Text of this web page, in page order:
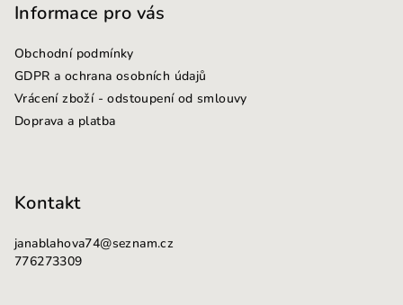
Informace pro vás
Obchodní podmínky
GDPR a ochrana osobních údajů
Vrácení zboží - odstoupení od smlouvy
Doprava a platba
Kontakt
janablahova74@seznam.cz
776273309